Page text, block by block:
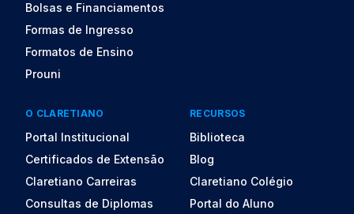
Bolsas e Financiamentos
Formas de Ingresso
Formatos de Ensino
Prouni
O CLARETIANO
Portal Institucional
Certificados de Extensão
Claretiano Carreiras
Consultas de Diplomas
RECURSOS
Biblioteca
Blog
Claretiano Colégio
Portal do Aluno